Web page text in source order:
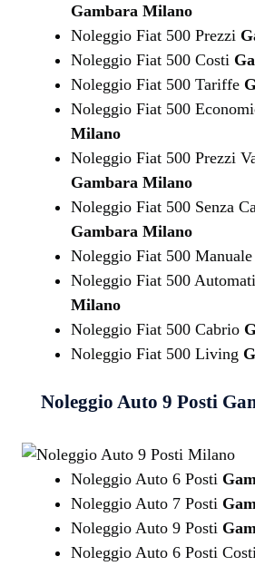
Gambara Milano
Noleggio Fiat 500 Prezzi
Noleggio Fiat 500 Costi
Noleggio Fiat 500 Tariffe
Noleggio Fiat 500
Milano
Noleggio Fiat 500 Prezzi
Gambara Milano
Noleggio Fiat 500 Senza
Gambara Milano
Noleggio Fiat 500 Manuale
Noleggio Fiat 500
Milano
Noleggio Fiat 500 Cabrio
Noleggio Fiat 500 Living
Noleggio Auto 9 Posti
Noleggio Auto 6 Posti
Noleggio Auto 7 Posti
Noleggio Auto 9 Posti
Noleggio Auto 6 Posti Costi